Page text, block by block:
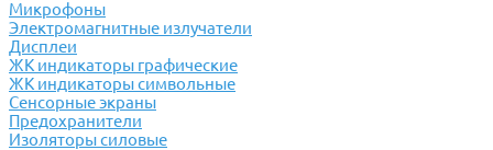
Микрофоны
Электромагнитные излучатели
Дисплеи
ЖК индикаторы графические
ЖК индикаторы символьные
Сенсорные экраны
Предохранители
Изоляторы силовые